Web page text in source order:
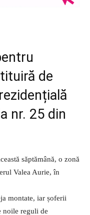
de
nr. 25 din
săptămână, o zonă
Valea Aurie, în
montate, iar șoferii
noile reguli de